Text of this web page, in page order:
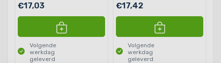
€17,03
Volgende
werkdag
geleverd
€17,42
Volgende
werkdag
geleverd